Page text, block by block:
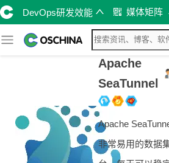
DevOps研发效能 媒体矩阵
Apache
SeaTunnel
Apache
非常易用的数据